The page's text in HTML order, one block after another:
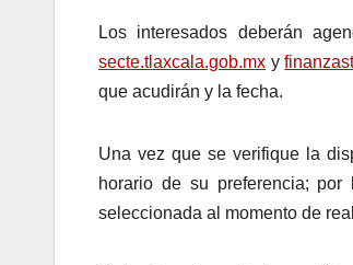
Los interesados deberán
secte.tlaxcala.gob.mx y
que acudirán y la fecha.
Una vez que se verifique la
horario de su preferencia;
seleccionada al momento de